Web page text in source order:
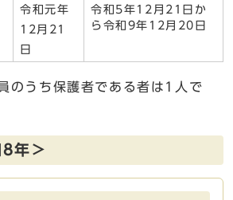
令和元年
12月21
日
令和5年12月21日か
ら令和9年12月20日
保護者である者は1人で
年＞